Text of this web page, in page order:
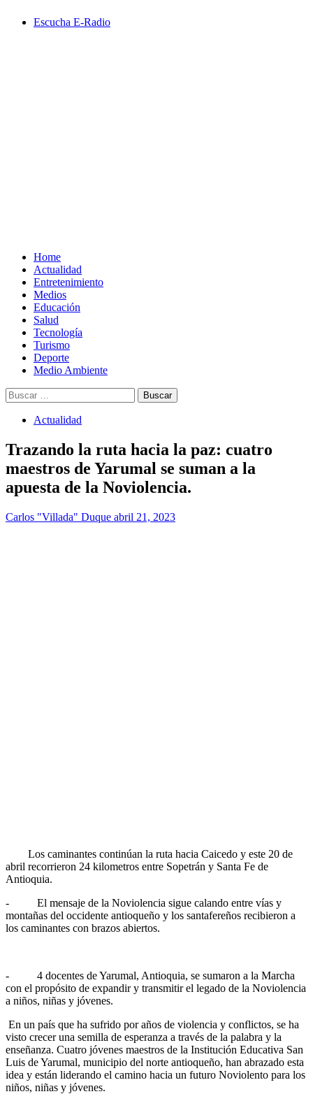
Escucha E-Radio
Home
Actualidad
Entretenimiento
Medios
Educación
Salud
Tecnología
Turismo
Deporte
Medio Ambiente
Buscar:
Actualidad
Trazando la ruta hacia la paz: cuatro
maestros de Yarumal se suman a la
apuesta de la Noviolencia.
Carlos "Villada" Duque abril 21, 2023
Los caminantes continúan la ruta hacia Caicedo y este 20 de
abril recorrieron 24 kilometros entre Sopetrán y Santa Fe de
Antioquia.
- El mensaje de la Noviolencia sigue calando entre vías y
montañas del occidente antioqueño y los santafereños recibieron a
los caminantes con brazos abiertos.
- 4 docentes de Yarumal, Antioquia, se sumaron a la Marcha
con el propósito de expandir y transmitir el legado de la Noviolencia
a niños, niñas y jóvenes.
En un país que ha sufrido por años de violencia y conflictos, se ha
visto crecer una semilla de esperanza a través de la palabra y la
enseñanza. Cuatro jóvenes maestros de la Institución Educativa San
Luis de Yarumal, municipio del norte antioqueño, han abrazado esta
idea y están liderando el camino hacia un futuro Noviolento para los
niños, niñas y jóvenes.